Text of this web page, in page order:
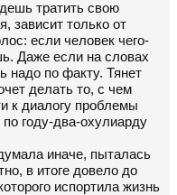
тратить свою
зависит только от
если человек чего-
Даже если на словах
надо по факту. Тянет
делать то, с чем
к диалогу проблемы
году-два-охулиарду
иначе, пыталась
в итоге довело до
испортила жизнь